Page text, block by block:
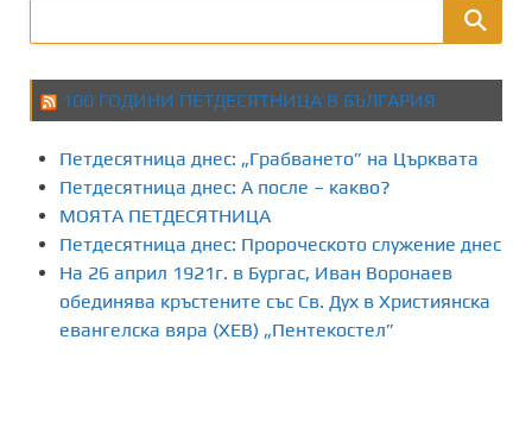
100 ГОДИНИ ПЕТДЕСЯТНИЦА В БЪЛГАРИЯ
Петдесятница днес: „Грабването” на Църквата
Петдесятница днес: А после – какво?
МОЯТА ПЕТДЕСЯТНИЦА
Петдесятница днес: Пророческото служение днес
На 26 април 1921г. в Бургас, Иван Воронаев
обединява кръстените със Св. Дух в Християнска
евангелска вяра (ХЕВ) „Пентекостел”